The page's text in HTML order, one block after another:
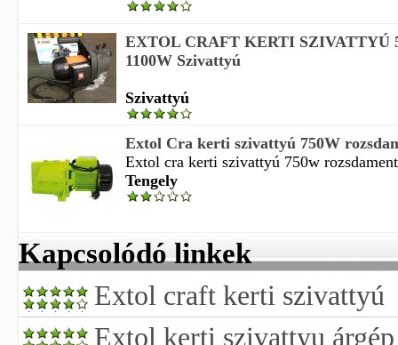
EXTOL CRAFT KERTI SZIVATTYÚ
1100W Szivattyú
Szivattyú
Extol Cra kerti szivattyú 750W
Extol cra kerti szivattyú 750w
Tengely
Kapcsolódó linkek
Extol craft kerti szivattyú
Extol kerti szivattyu árgép